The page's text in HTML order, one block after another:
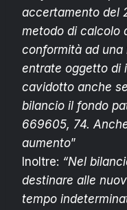
accertamento del
metodo di calcolo
conformità ad una
entrate oggetto di
cavidotto anche
bilancio il fondo
669605, 74.
aumento”
Inoltre: “Nel
destinare alle
tempo